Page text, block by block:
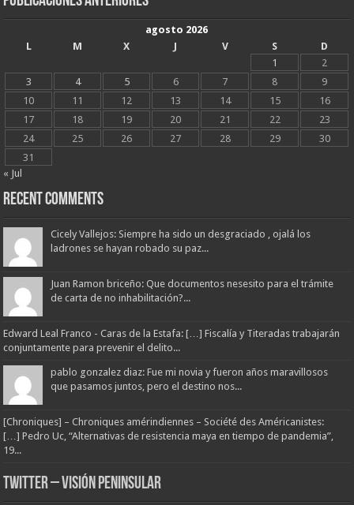
agosto 2026
L
M X J V S
D
1
2
3
4 5 6 7 8
9
10
11 12 13 14 15
16
17
18 19 20 21 22
23
24
25 26 27 28 29
30
31
« Jul
Recent Comments
Cicely Vallejos: Siempre ha sido un desgraciado , ojalá los
ladrones se hayan robado su paz...
Juan Ramon briceño: Que documentos nesesito para el trámite
de carta de no inhabilitación?...
Edward Leal Franco - Caras de la Estafa: […] Fiscalía y Titeradas trabajarán
conjuntamente para prevenir el delito...
pablo gonzalez diaz: Fue mi novia y fueron años maravillosos
que pasamos juntos, pero el destino nos...
[Chroniques] – Chroniques amérindiennes – Société des Américanistes:
[…] Pedro Uc, “Alternativas de resistencia maya en tiempo de pandemia”,
19...
Twitter – Visión Peninsular